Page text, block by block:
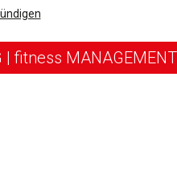
| fitness MANAGEMENT